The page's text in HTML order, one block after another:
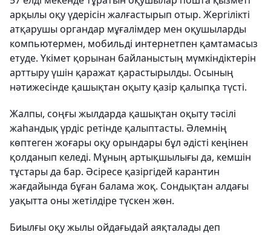
арқылы оқу үдерісін жалғастырып отыр. Жергілікті
атқарушы органдар мұғалімдер мен оқушыларды
компьютермен, мобильді интернетпен қамтамасыз
етуде. Үкімет қорынан байланыстың мүмкіндіктерін
арттыру үшін қаражат қарастырылды. Осының
нәтижесінде қашықтан оқыту қазір қалыпқа түсті.
Жалпы, соңғы жылдарда қашықтан оқыту тәсілі
жаһандық үрдіс ретінде қалыптасты. Әлемнің
көптеген жоғары оқу орындары бұл әдісті кеңінен
қолданып келеді. Мұның артықшылығы да, кемшін
тұстары да бар. Әсіресе қазіргідей карантин
жағдайында бұған балама жоқ. Сондықтан алдағы
уақытта оны жетілдіре түскен жөн.
Биылғы оқу жылы ойдағыдай аяқта­лады деп